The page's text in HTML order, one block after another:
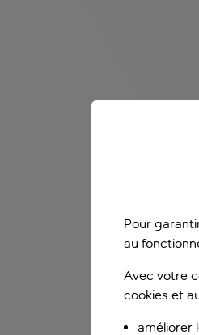
Pour
au
Avec votre
cookies et
améliorer